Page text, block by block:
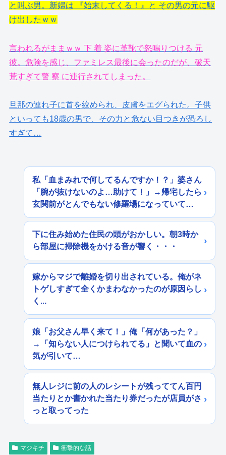
と叫ぶ男。新婦は 『始末してくる！』と その男の元に駆
け出したｗｗ
言われるがままｗｗ 下 着 姿に革靴で怒鳴りつける 元
彼。危険を感じ、ファミレス最後に会ったのだが、破天
荒すぎて警 察 に連行されてしまった。
旦那の連れ子に首を絞められ、皮膚をエグられた。子供
といっても18歳の男で、その力と危ない目つきが恐ろし
すぎて…
私「血まみれで何してるんですか！？」婆さん
「腕が抜けないのよ…助けて！」→帰宅したら
玄関前がとんでもない修羅場になっていて…
下に住み始めた住民の頭がおかしい。朝3時か
ら部屋に掃除機をかける音が響く・・・
嫁からマジで離婚を切り出されている。俺がネ
トゲしすぎて全くかまわなかったのが原因らし
く...
娘「お父さん早く来て！」俺「何があった？」
→「知らない人につけられてる」と聞いて血の
気が引いて…
無人レジに前の人のレシートが残っててん百円
当たりとか書かれた当たり券だったが店員がさ
っと取ってった
マジキチ 衝撃的な話